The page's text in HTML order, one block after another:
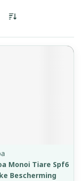
Monoi Tiare Spf6
Bescherming